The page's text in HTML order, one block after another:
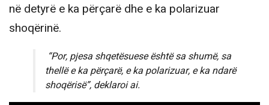
në detyrë e ka përçarë dhe e ka polarizuar
shoqërinë.
“Por, pjesa shqetësuese është sa shumë, sa
thellë e ka përçarë, e ka polarizuar, e ka ndarë
shoqërisë”, deklaroi ai.